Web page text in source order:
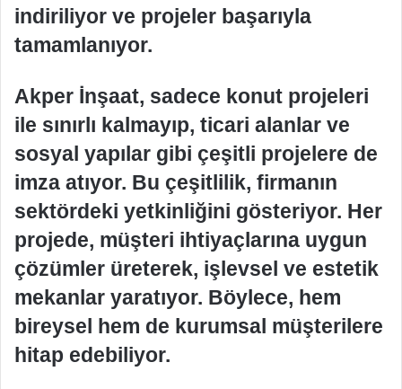
indiriliyor ve projeler başarıyla
tamamlanıyor.
Akper İnşaat, sadece konut projeleri
ile sınırlı kalmayıp, ticari alanlar ve
sosyal yapılar gibi çeşitli projelere de
imza atıyor. Bu çeşitlilik, firmanın
sektördeki yetkinliğini gösteriyor. Her
projede, müşteri ihtiyaçlarına uygun
çözümler üreterek, işlevsel ve estetik
mekanlar yaratıyor. Böylece, hem
bireysel hem de kurumsal müşterilere
hitap edebiliyor.